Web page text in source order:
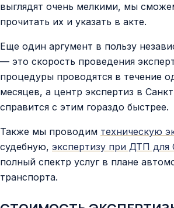
выглядят очень мелкими, мы
прочитать их и указать в акте.
Еще один аргумент в пользу
— это скорость проведения
процедуры проводятся в течение
месяцев, а центр экспертиз в
справится с этим гораздо быстрее.
Также мы проводим техническую
судебную, экспертизу при ДТП
полный спектр услуг в плане
транспорта.